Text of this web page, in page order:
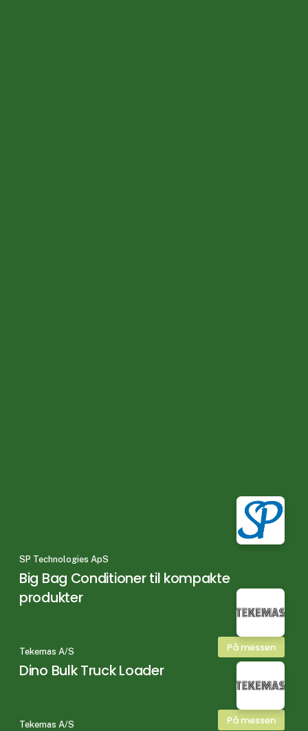
SP Technologies ApS
Big Bag Conditioner til kompakte
produkter
På messen
Tekemas A/S
Dino Bulk Truck Loader
På messen
Tekemas A/S